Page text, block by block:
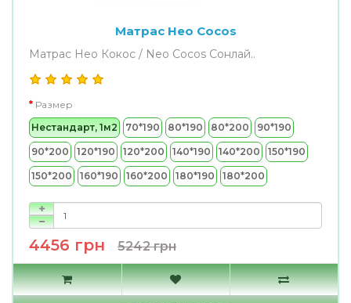
Матрас Нео Cocos
Матрас Нео Кокос / Neo Cocos Сонлай..
Размер
Нестандарт, 1м2
70*190 80*190 80*200 90*190
90*200 120*190 120*200 140*190 140*200 150*190
150*200 160*190 160*200 180*190 180*200
4456 грн 5242 грн